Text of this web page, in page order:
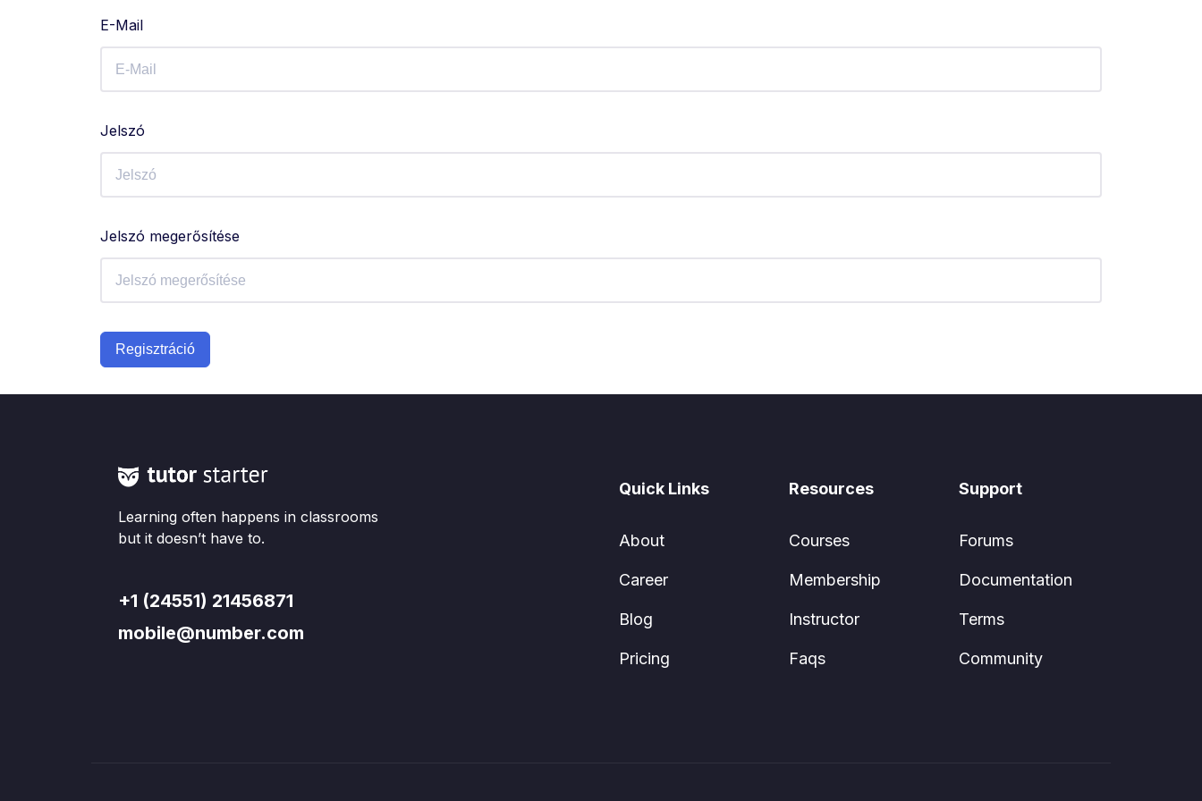
E-Mail
Jelszó
Jelszó megerősítése
Regisztráció
Learning often happens in classrooms
but it doesn’t have to.
+1 (24551) 21456871
mobile@number.com
Quick Links
About
Career
Blog
Pricing
Resources
Courses
Membership
Instructor
Faqs
Support
Forums
Documentation
Terms
Community